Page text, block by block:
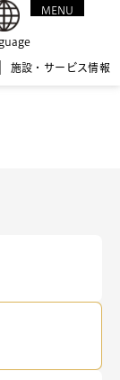
施設・サービス情報
MENU